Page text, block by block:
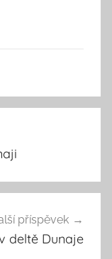
příspěvek
deltě Dunaje